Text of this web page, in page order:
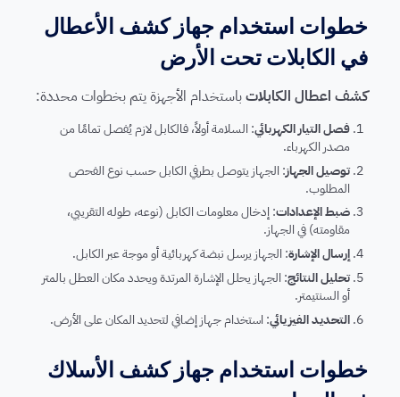
خطوات استخدام جهاز كشف الأعطال
في الكابلات تحت الأرض
كشف اعطال الكابلاتباستخدام الأجهزة يتم بخطوات محددة:
فصل التيار الكهربائي: السلامة أولاً، فالكابل لازم يُفصل تمامًا من
مصدر الكهرباء.
توصيل الجهاز: الجهاز يتوصل بطرفي الكابل حسب نوع الفحص
المطلوب.
ضبط الإعدادات: إدخال معلومات الكابل (نوعه، طوله التقريبي،
مقاومته) في الجهاز.
إرسال الإشارة: الجهاز يرسل نبضة كهربائية أو موجة عبر الكابل.
تحليل النتائج: الجهاز يحلل الإشارة المرتدة ويحدد مكان العطل بالمتر
أو السنتيمتر.
التحديد الفيزيائي: استخدام جهاز إضافي لتحديد المكان على الأرض.
خطوات استخدام جهاز كشف الأسلاك